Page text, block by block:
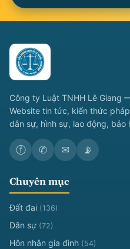
Công ty Luật TNHH Lê Giang
Website tin tức, kiến thức
dân sự, hình sự, lao động, bảo
ⓕ ✆ ✉ 📡
Chuyên mục
Đất đai (136)
Dân sự (72)
Hôn nhân gia đình (54)